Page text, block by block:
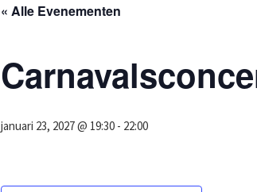
« Alle Evenementen
januari 23, 2027 @ 19:30 - 22:00